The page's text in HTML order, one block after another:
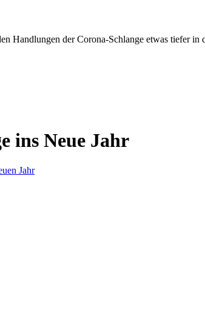
Handlungen der Corona-Schlange etwas tiefer
ins Neue Jahr
Jahr